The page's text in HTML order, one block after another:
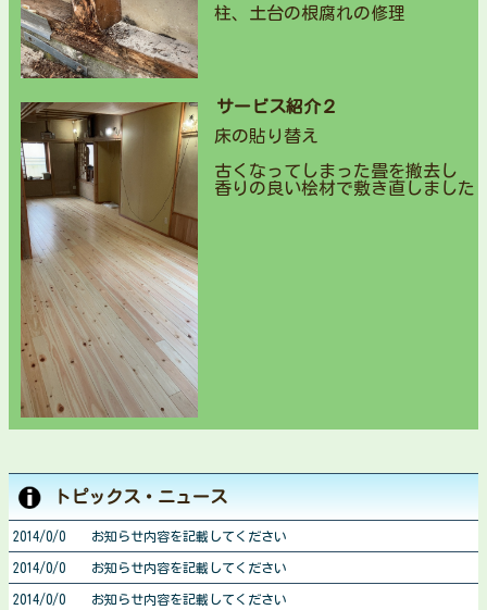
柱、土台の根腐れの修理
サービス紹介２
床の貼り替え
古くなってしまった畳を撤去し
香りの良い桧材で敷き直しました
トピックス・ニュース
2014/0/0 お知らせ内容を記載してください
2014/0/0 お知らせ内容を記載してください
2014/0/0 お知らせ内容を記載してください